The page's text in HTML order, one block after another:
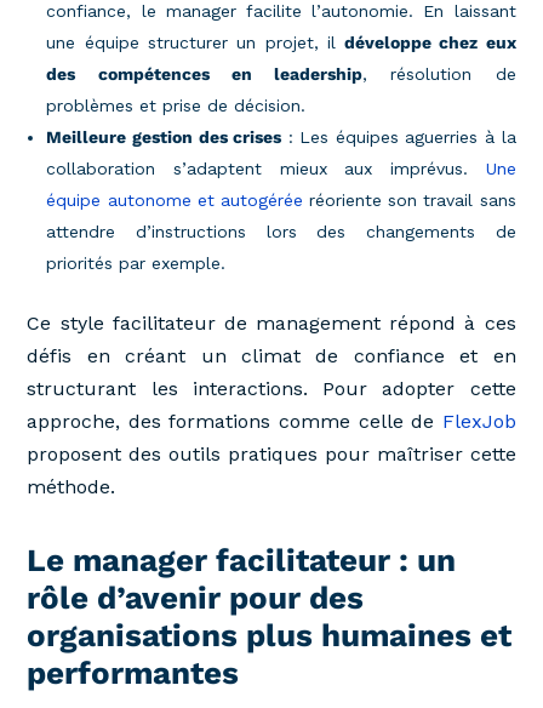
confiance, le manager facilite l’autonomie. En laissant
une équipe structurer un projet, ildéveloppe chez eux
des compétences en leadership, résolution de
problèmes et prise de décision.
Meilleure gestion des crises : Les équipes aguerries à la
collaboration s’adaptent mieux aux imprévus. Une
équipe autonome et autogérée réoriente son travail sans
attendre d’instructions lors des changements de
priorités par exemple.
Ce style facilitateur de management répond à ces
défis en créant un climat de confiance et en
structurant les interactions. Pour adopter cette
approche, des formations comme celle de FlexJob
proposent des outils pratiques pour maîtriser cette
méthode.
Le manager facilitateur : un
rôle d’avenir pour des
organisations plus humaines et
performantes